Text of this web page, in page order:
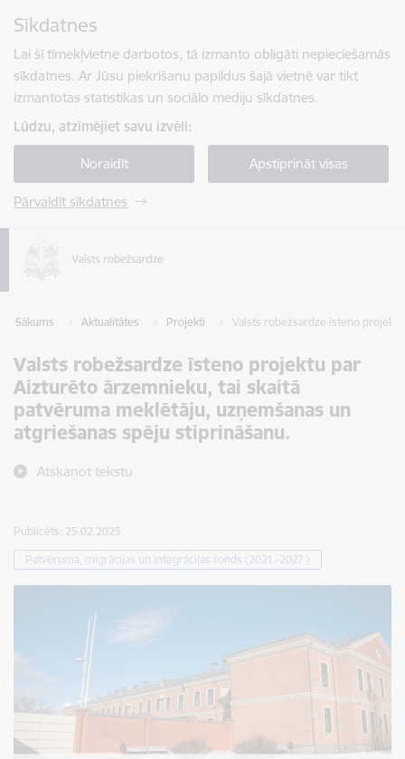
Sīkdatnes
Lai šī tīmekļvietne darbotos, tā izmanto obligāti nepieciešamās
sīkdatnes. Ar Jūsu piekrišanu papildus šajā vietnē var tikt
izmantotas statistikas un sociālo mediju sīkdatnes.
Lūdzu, atzīmējiet savu izvēli:
Noraidīt Apstiprināt visas
Pārvaldīt sīkdatnes
Sākums Aktualitātes Projekti Valsts robežsardze īsteno
Valsts robežsardze īsteno projektu par
Aizturēto ārzemnieku, tai skaitā
patvēruma meklētāju, uzņemšanas un
atgriešanas spēju stiprināšanu.
Atskaņot tekstu
Publicēts: 25.02.2025.
Patvēruma, migrācijas un integrācijas fonds (2021.-2027.)